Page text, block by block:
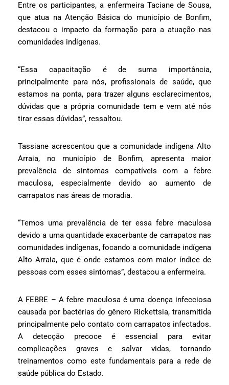
Entre os participantes, a enfermeira Taciane de Sousa,
que atua na Atenção Básica do município de Bonfim,
destacou o impacto da formação para a atuação nas
comunidades indígenas.
“Essa capacitação é de suma importância,
principalmente para nós, profissionais de saúde, que
estamos na ponta, para trazer alguns esclarecimentos,
dúvidas que a própria comunidade tem e vem até nós
tirar essas dúvidas”, ressaltou.
Tassiane acrescentou que a comunidade indígena Alto
Arraia, no município de Bonfim, apresenta maior
prevalência de sintomas compatíveis com a febre
maculosa, especialmente devido ao aumento de
carrapatos nas áreas de moradia.
“Temos uma prevalência de ter essa febre maculosa
devido a uma quantidade exacerbante de carrapatos nas
comunidades indígenas, focando a comunidade indígena
Alto Arraia, que é onde estamos com maior índice de
pessoas com esses sintomas”, destacou a enfermeira.
A FEBRE – A febre maculosa é uma doença infecciosa
causada por bactérias do gênero Rickettsia, transmitida
principalmente pelo contato com carrapatos infectados.
A detecção precoce é essencial para evitar
complicações graves e salvar vidas, tornando
treinamentos como este fundamentais para a rede de
saúde pública do Estado.